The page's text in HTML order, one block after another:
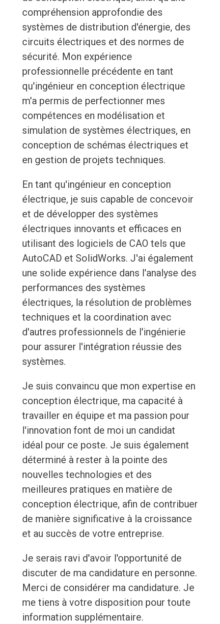
compréhension approfondie des
systèmes de distribution d'énergie, des
circuits électriques et des normes de
sécurité. Mon expérience
professionnelle précédente en tant
qu'ingénieur en conception électrique
m'a permis de perfectionner mes
compétences en modélisation et
simulation de systèmes électriques, en
conception de schémas électriques et
en gestion de projets techniques.
En tant qu'ingénieur en conception
électrique, je suis capable de concevoir
et de développer des systèmes
électriques innovants et efficaces en
utilisant des logiciels de CAO tels que
AutoCAD et SolidWorks. J'ai également
une solide expérience dans l'analyse des
performances des systèmes
électriques, la résolution de problèmes
techniques et la coordination avec
d'autres professionnels de l'ingénierie
pour assurer l'intégration réussie des
systèmes.
Je suis convaincu que mon expertise en
conception électrique, ma capacité à
travailler en équipe et ma passion pour
l'innovation font de moi un candidat
idéal pour ce poste. Je suis également
déterminé à rester à la pointe des
nouvelles technologies et des
meilleures pratiques en matière de
conception électrique, afin de contribuer
de manière significative à la croissance
et au succès de votre entreprise.
Je serais ravi d'avoir l'opportunité de
discuter de ma candidature en personne.
Merci de considérer ma candidature. Je
me tiens à votre disposition pour toute
information supplémentaire.